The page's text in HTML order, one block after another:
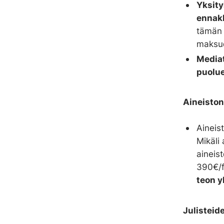
tämän
Mikäli
390€/
teon